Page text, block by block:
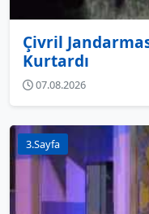
Çivril
Kurtardı
07.08.2026
3.Sayfa